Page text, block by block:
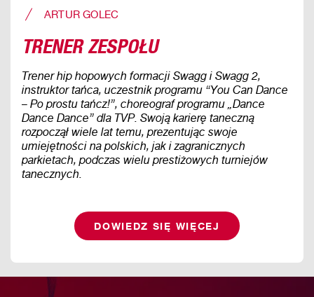
ARTUR GOLEC
TRENER ZESPOŁU
Trener hip hopowych formacji Swagg i Swagg 2,
instruktor tańca, uczestnik programu “You Can Dance
– Po prostu tańcz!”, choreograf programu „Dance
Dance Dance” dla TVP. Swoją karierę taneczną
rozpoczął wiele lat temu, prezentując swoje
umiejętności na polskich, jak i zagranicznych
parkietach, podczas wielu prestiżowych turniejów
tanecznych.
DOWIEDZ SIĘ WIĘCEJ